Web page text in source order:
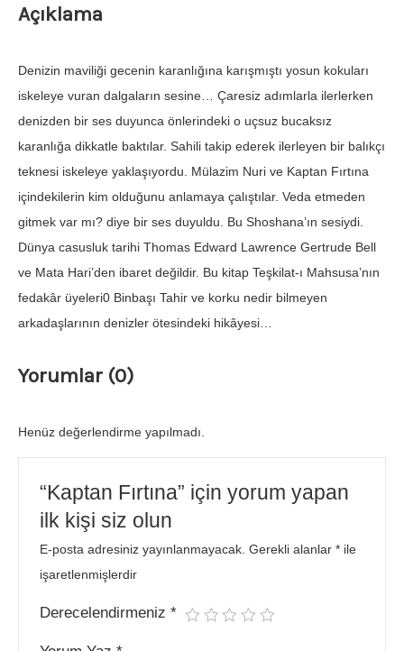
Açıklama
Denizin maviliği gecenin karanlığına karışmıştı yosun kokuları
iskeleye vuran dalgaların sesine… Çaresiz adımlarla ilerlerken
denizden bir ses duyunca önlerindeki o uçsuz bucaksız
karanlığa dikkatle baktılar. Sahili takip ederek ilerleyen bir balıkçı
teknesi iskeleye yaklaşıyordu. Mülazim Nuri ve Kaptan Fırtına
içindekilerin kim olduğunu anlamaya çalıştılar. Veda etmeden
gitmek var mı? diye bir ses duyuldu. Bu Shoshana’ın sesiydi.
Dünya casusluk tarihi Thomas Edward Lawrence Gertrude Bell
ve Mata Hari’den ibaret değildir. Bu kitap Teşkilat-ı Mahsusa’nın
fedakâr üyeleri0 Binbaşı Tahir ve korku nedir bilmeyen
arkadaşlarının denizler ötesindeki hikâyesi…
Yorumlar (0)
Henüz değerlendirme yapılmadı.
“Kaptan Fırtına” için yorum yapan
ilk kişi siz olun
E-posta adresiniz yayınlanmayacak. Gerekli alanlar* ile
işaretlenmişlerdir
Derecelendirmeniz*